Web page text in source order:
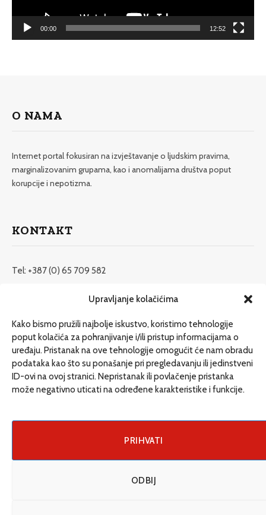
Upravljanje kolačićima
Kako bismo pružili najbolje iskustvo, koristimo tehnologije
poput kolačića za pohranjivanje i/ili pristup informacijama o
uređaju. Pristanak na ove tehnologije omogućit će nam obradu
podataka kao što su ponašanje pri pregledavanju ili jedinstveni
ID-ovi na ovoj stranici. Nepristanak ili povlačenje pristanka
može negativno uticati na određene karakteristike i funkcije.
PRIHVATI
ODBIJ
00:00 12:52
O NAMA
Internet portal fokusiran na izvještavanje o ljudskim pravima,
marginalizovanim grupama, kao i anomalijama društva poput
korupcije i nepotizma.
KONTAKT
Tel: +387 (0) 65 709 582
redakcija@etrafika.net
Dosije
Drugi pišu
Društvo